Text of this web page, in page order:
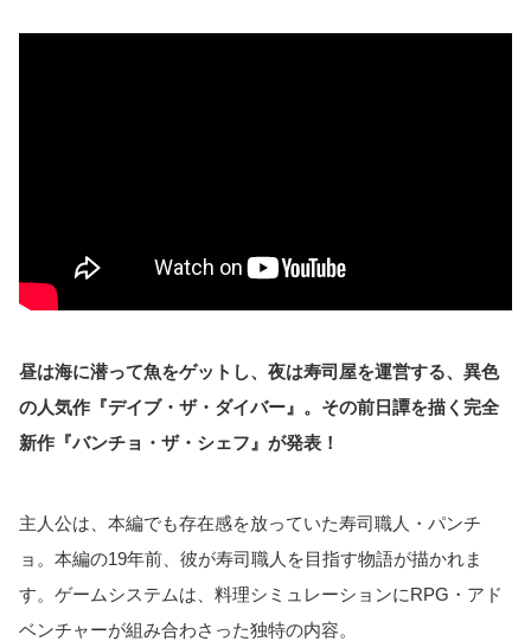
昼は海に潜って魚をゲットし、夜は寿司屋を運営する、異色
の人気作『デイブ・ザ・ダイバー』。その前日譚を描く完全
新作『バンチョ・ザ・シェフ』が発表！
主人公は、本編でも存在感を放っていた寿司職人・パンチ
ョ。本編の19年前、彼が寿司職人を目指す物語が描かれま
す。ゲームシステムは、料理シミュレーションにRPG・アド
ベンチャーが組み合わさった独特の内容。